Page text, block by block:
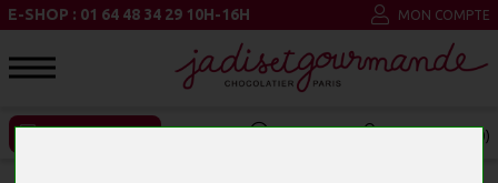
E-SHOP : 01 64 48 34 29 10H-16H MON COMPTE
MON PANIER (0)